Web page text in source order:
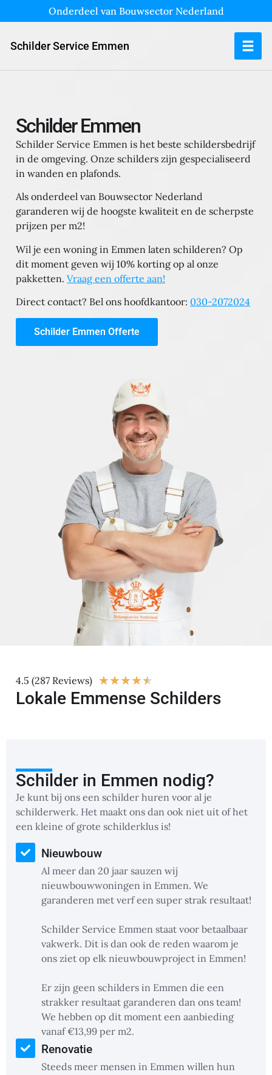
Onderdeel van Bouwsector Nederland
Schilder Service Emmen
Schilder Emmen
Schilder Service Emmen is het beste schildersbedrijf
in de omgeving. Onze schilders zijn gespecialiseerd
in wanden en plafonds.
Als onderdeel van Bouwsector Nederland
garanderen wij de hoogste kwaliteit en de scherpste
prijzen per m2!
Wil je een woning in Emmen laten schilderen? Op
dit moment geven wij 10% korting op al onze
pakketten. Vraag een offerte aan!
Direct contact? Bel ons hoofdkantoor: 030-2072024
Schilder Emmen Offerte
4.5 (287 Reviews) ★★★★★
Lokale Emmense Schilders
Schilder in Emmen nodig?
Je kunt bij ons een schilder huren voor al je
schilderwerk. Het maakt ons dan ook niet uit of het
een kleine of grote schilderklus is!
Nieuwbouw
Al meer dan 20 jaar sauzen wij
nieuwbouwwoningen in Emmen. We
garanderen met verf een super strak resultaat!
Schilder Service Emmen staat voor betaalbaar
vakwerk. Dit is dan ook de reden waarom je
ons ziet op elk nieuwbouwproject in Emmen!
Er zijn geen schilders in Emmen die een
strakker resultaat garanderen dan ons team!
We hebben op dit moment een aanbieding
vanaf €13,99 per m2.
Renovatie
Steeds meer mensen in Emmen willen hun